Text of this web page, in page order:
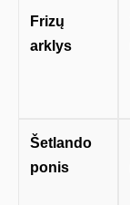
Frizų
arklys
Šetlando
ponis